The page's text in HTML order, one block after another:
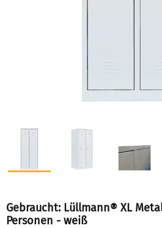
Gebraucht: Lüllmann® XL
Personen - weiß